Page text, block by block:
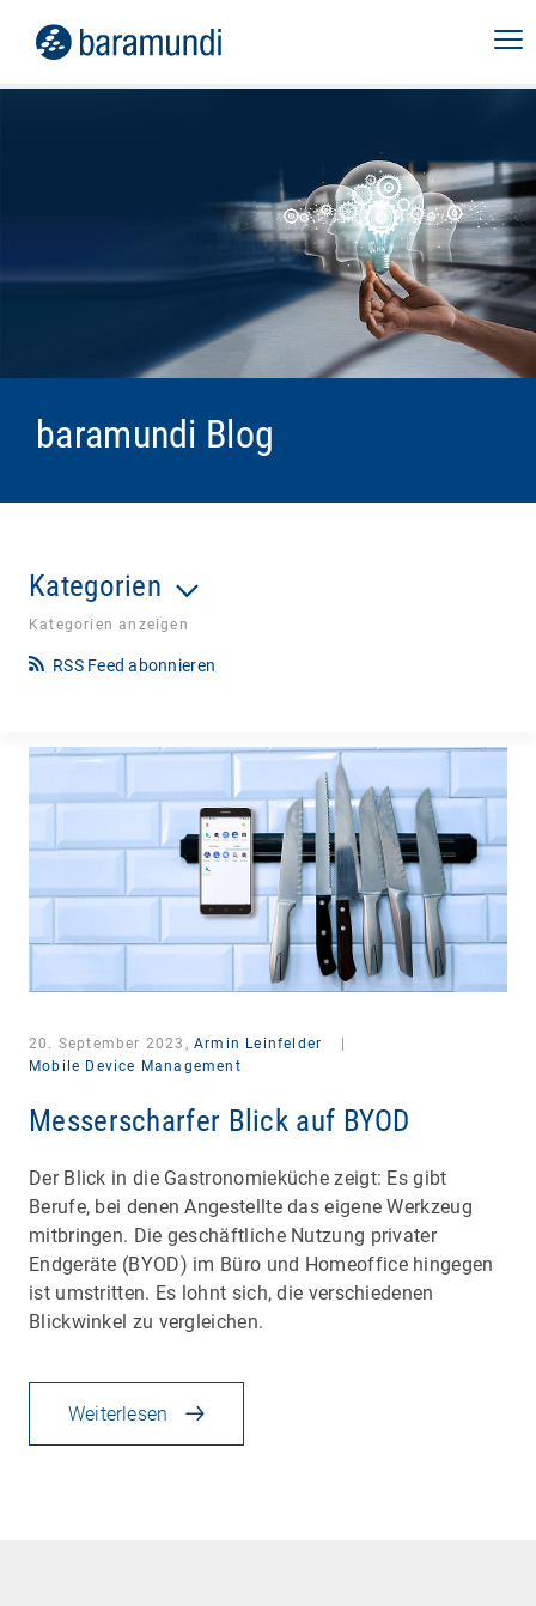
baramundi Blog
Kategorien
Kategorien anzeigen
RSS Feed abonnieren
20. September 2023, Armin Leinfelder
Mobile Device Management
Messerscharfer Blick auf BYOD
Der Blick in die Gastronomieküche zeigt: Es gibt
Berufe, bei denen Angestellte das eigene Werkzeug
mitbringen. Die geschäftliche Nutzung privater
Endgeräte (BYOD) im Büro und Homeoffice hingegen
ist umstritten. Es lohnt sich, die verschiedenen
Blickwinkel zu vergleichen.
Weiterlesen